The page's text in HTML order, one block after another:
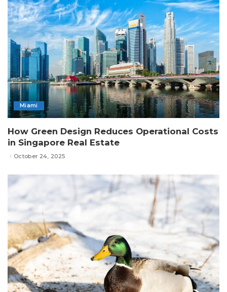
Miami
How Green Design Reduces Operational Costs
in Singapore Real Estate
October 24, 2025